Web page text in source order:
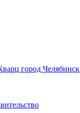
город Челябинск